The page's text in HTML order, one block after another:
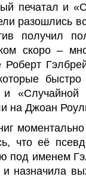
печатал и
разошлись
получил
скоро –
Роберт
быстро
«Случайной
на Джоан
что её
под именем
назначила